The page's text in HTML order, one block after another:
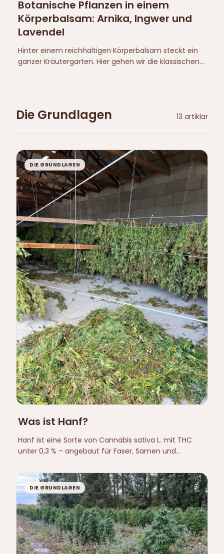
Botanische Pflanzen in einem
Körperbalsam: Arnika, Ingwer und
Lavendel
Hinter einem reichhaltigen Körperbalsam steckt ein
ganzer Kräutergarten. Hier gehen wir die klassischen
Die Grundlagen 13 artiklar
DIE GRUNDLAGEN
Was ist Hanf?
Hanf ist eine Sorte von Cannabis sativa L. mit THC
unter 0,3 % – angebaut für Faser, Samen und
DIE GRUNDLAGEN